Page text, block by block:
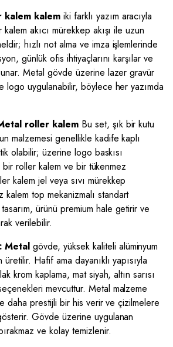
kalem kalem iki farklı yazım aracıyla
akıcı mürekkep akışı ile uzun
hızlı not alma ve imza işlemlerinde
günlük ofis ihtiyaçlarını karşılar ve
Metal gövde üzerine lazer gravür
logo uygulanabilir, böylece her yazımda
roller kalemBu set, şık bir kutu
malzemesi genellikle kadife kaplı
olabilir; üzerine logo baskısı
roller kalem ve bir tükenmez
kalem jel veya sıvı mürekkep
kalem top mekanizmalı standart
ürünü premium hale getirir ve
verilebilir.
Metal gövde, yüksek kaliteli alüminyum
Hafif ama dayanıklı yapısıyla
krom kaplama, mat siyah, altın sarısı
mevcuttur. Metal malzeme
daha prestijli bir his verir ve çizilmelere
Gövde üzerine uygulanan
ve kolay temizlenir.